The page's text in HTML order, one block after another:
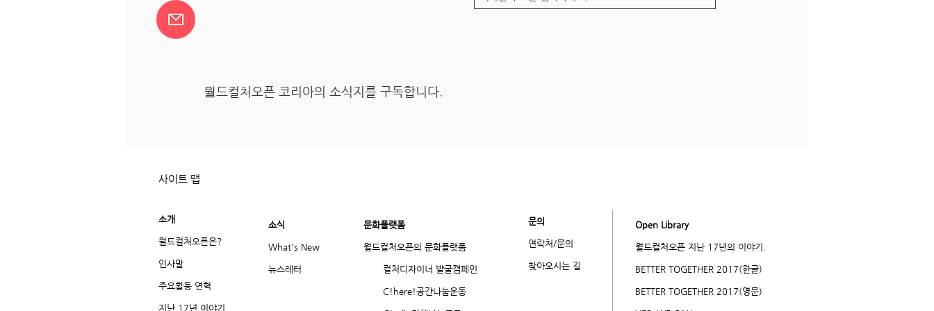
월드컬처오픈 코리아의 소식지를 구독합니다.
사이트 맵
소개
월드컬처오픈은?
인사말
주요활동 연혁
지난 17년 이야기
소식
What's New
뉴스레터
​문화플랫폼
월드컬처오픈의 문화플랫폼
컬처디자이너 발굴캠페인
C!here!공간나눔운동
문의
연락처/문의
​찾아오시는 길
Open Library
월드컬처오픈 지난 17년의 이야기.
BETTER TOGETHER 2017(한글)
BETTER TOGETHER 2017(영문)
더보기